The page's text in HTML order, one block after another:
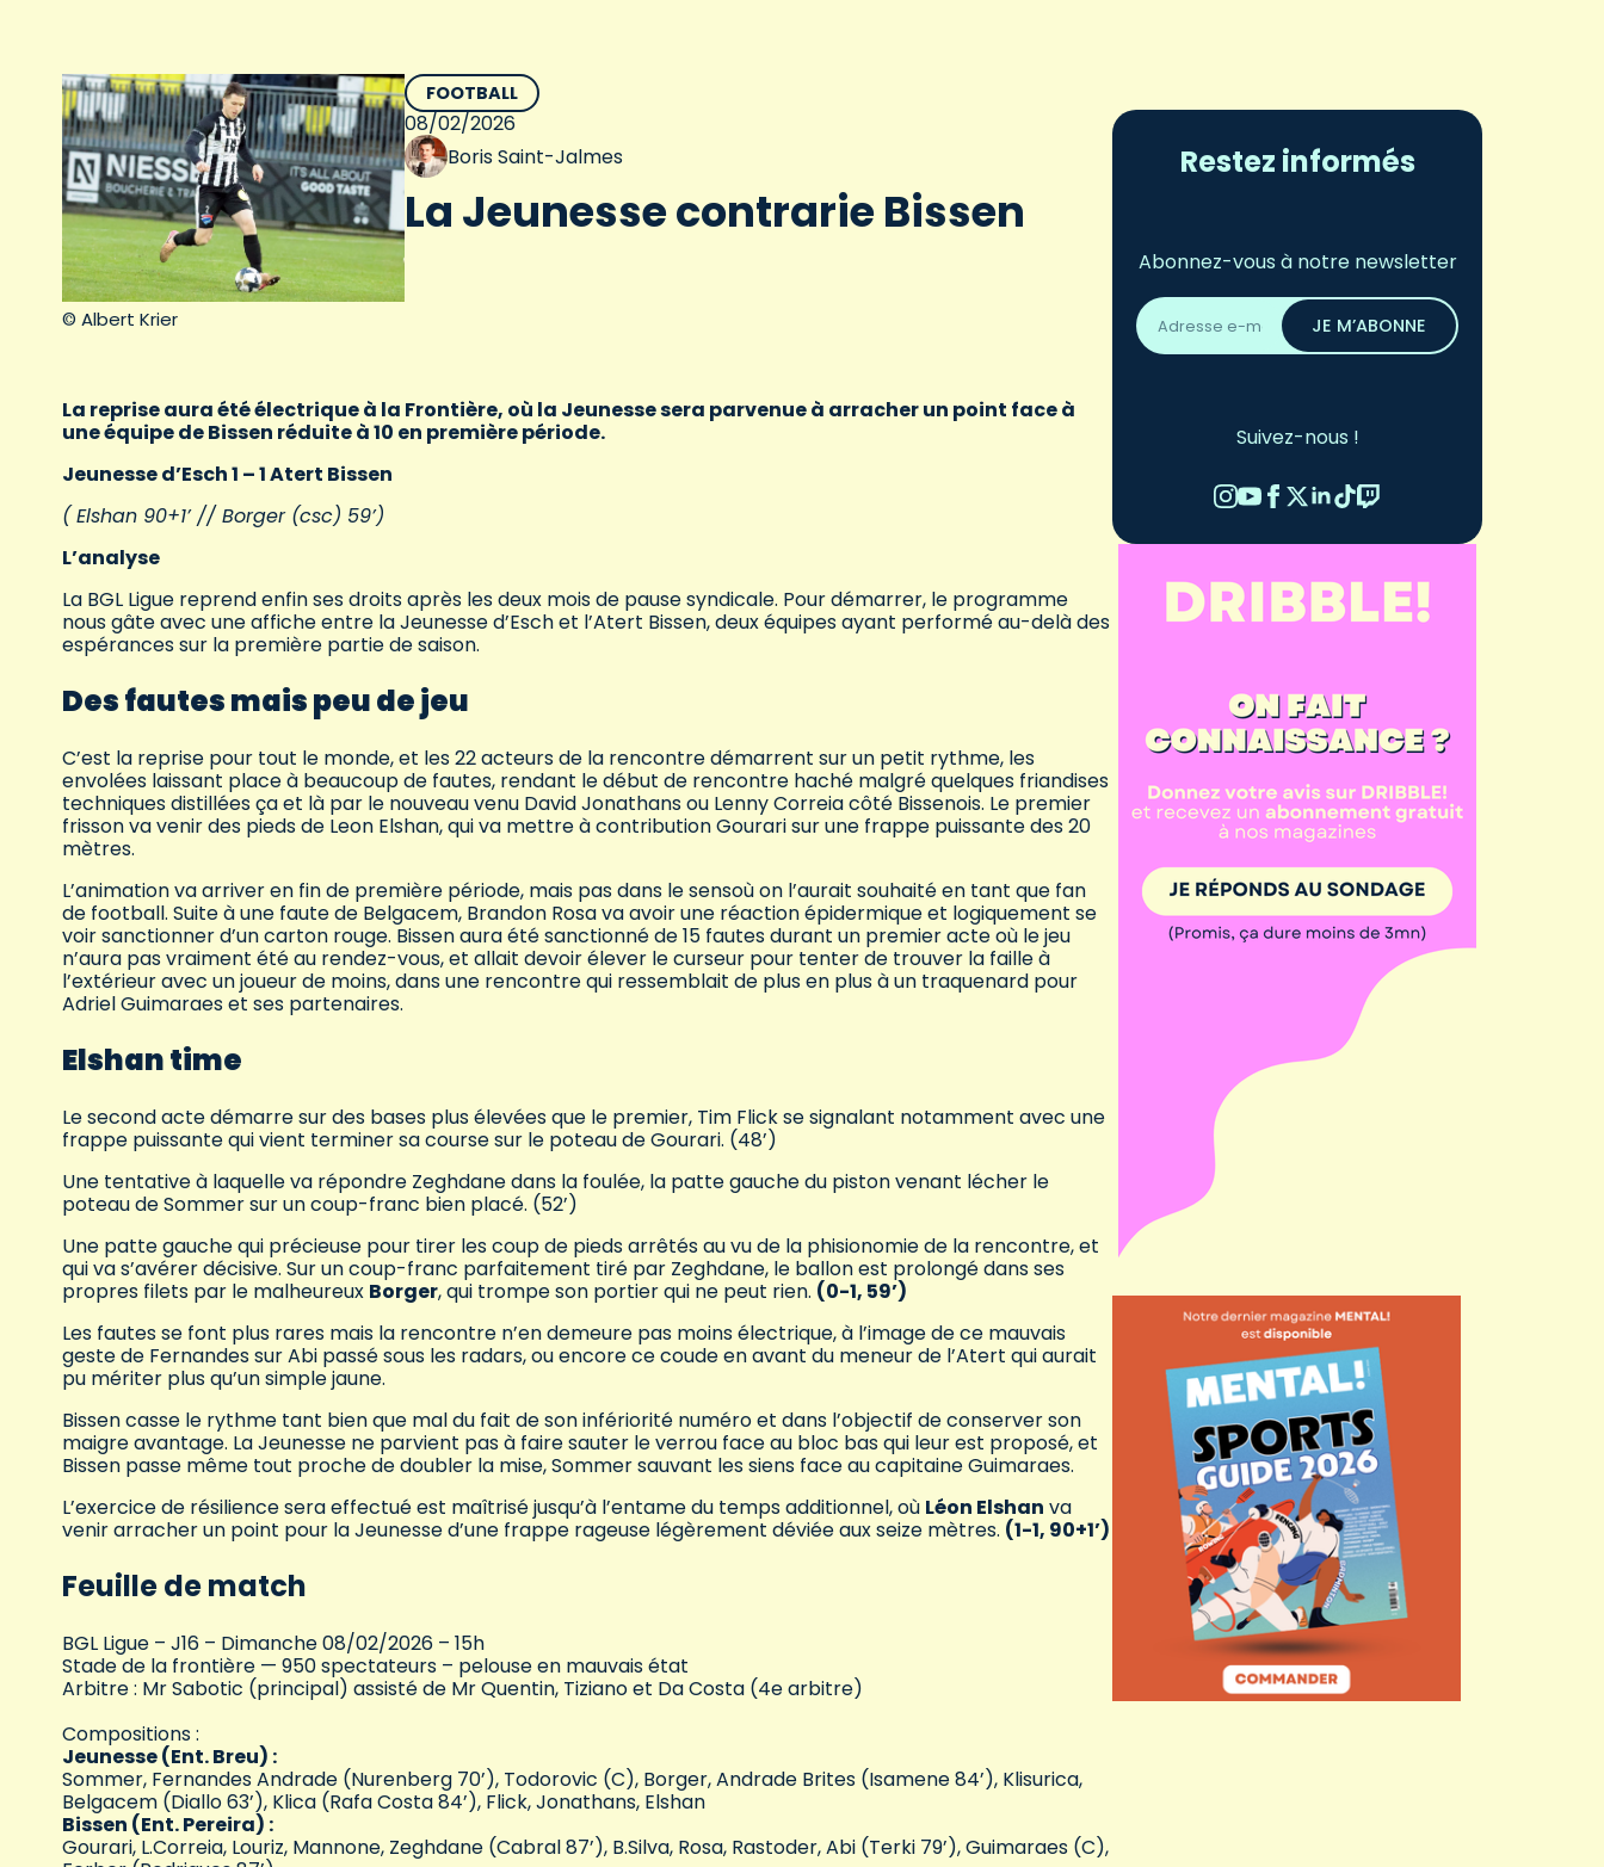
© Albert Krier
FOOTBALL
08/02/2026
Boris Saint-Jalmes
La Jeunesse contrarie Bissen
La reprise aura été électrique à la Frontière, où la Jeunesse sera parvenue à arracher un point face à
une équipe de Bissen réduite à 10 en première période.
Jeunesse d’Esch 1 – 1 Atert Bissen
( Elshan 90+1’ // Borger (csc) 59’)
L’analyse
La BGL Ligue reprend enfin ses droits après les deux mois de pause syndicale. Pour démarrer, le programme
nous gâte avec une affiche entre la Jeunesse d’Esch et l’Atert Bissen, deux équipes ayant performé au-delà des
espérances sur la première partie de saison.
Des fautes mais peu de jeu
C’est la reprise pour tout le monde, et les 22 acteurs de la rencontre démarrent sur un petit rythme, les
envolées laissant place à beaucoup de fautes, rendant le début de rencontre haché malgré quelques friandises
techniques distillées ça et là par le nouveau venu David Jonathans ou Lenny Correia côté Bissenois. Le premier
frisson va venir des pieds de Leon Elshan, qui va mettre à contribution Gourari sur une frappe puissante des 20
mètres.
L’animation va arriver en fin de première période, mais pas dans le sensoù on l’aurait souhaité en tant que fan
de football. Suite à une faute de Belgacem, Brandon Rosa va avoir une réaction épidermique et logiquement se
voir sanctionner d’un carton rouge. Bissen aura été sanctionné de 15 fautes durant un premier acte où le jeu
n’aura pas vraiment été au rendez-vous, et allait devoir élever le curseur pour tenter de trouver la faille à
l’extérieur avec un joueur de moins, dans une rencontre qui ressemblait de plus en plus à un traquenard pour
Adriel Guimaraes et ses partenaires.
Elshan time
Le second acte démarre sur des bases plus élevées que le premier, Tim Flick se signalant notamment avec une
frappe puissante qui vient terminer sa course sur le poteau de Gourari. (48’)
Une tentative à laquelle va répondre Zeghdane dans la foulée, la patte gauche du piston venant lécher le
poteau de Sommer sur un coup-franc bien placé. (52’)
Une patte gauche qui précieuse pour tirer les coup de pieds arrêtés au vu de la phisionomie de la rencontre, et
qui va s’avérer décisive. Sur un coup-franc parfaitement tiré par Zeghdane, le ballon est prolongé dans ses
propres filets par le malheureux Borger, qui trompe son portier qui ne peut rien. (0-1, 59’)
Les fautes se font plus rares mais la rencontre n’en demeure pas moins électrique, à l’image de ce mauvais
geste de Fernandes sur Abi passé sous les radars, ou encore ce coude en avant du meneur de l’Atert qui aurait
pu mériter plus qu’un simple jaune.
Bissen casse le rythme tant bien que mal du fait de son infériorité numéro et dans l’objectif de conserver son
maigre avantage. La Jeunesse ne parvient pas à faire sauter le verrou face au bloc bas qui leur est proposé, et
Bissen passe même tout proche de doubler la mise, Sommer sauvant les siens face au capitaine Guimaraes.
L’exercice de résilience sera effectué est maîtrisé jusqu’à l’entame du temps additionnel, où Léon Elshan va
venir arracher un point pour la Jeunesse d’une frappe rageuse légèrement déviée aux seize mètres. (1-1, 90+1’)
Feuille de match
BGL Ligue – J16 – Dimanche 08/02/2026 – 15h
Stade de la frontière — 950 spectateurs – pelouse en mauvais état
Arbitre : Mr Sabotic (principal) assisté de Mr Quentin, Tiziano et Da Costa (4e arbitre)
Compositions :
Jeunesse (Ent. Breu) :
Sommer, Fernandes Andrade (Nurenberg 70’), Todorovic (C), Borger, Andrade Brites (Isamene 84’), Klisurica,
Belgacem (Diallo 63’), Klica (Rafa Costa 84’), Flick, Jonathans, Elshan
Bissen (Ent. Pereira) :
Gourari, L.Correia, Louriz, Mannone, Zeghdane (Cabral 87’), B.Silva, Rosa, Rastoder, Abi (Terki 79’), Guimaraes (C),
Restez informés
Abonnez-vous à notre newsletter
Adresse
email
*
JE M’ABONNE
Suivez-nous !